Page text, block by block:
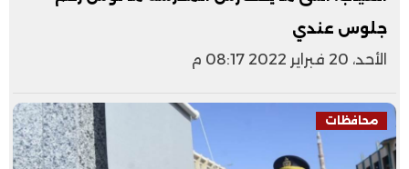
جلوس عندي
الأحد، 20 فبراير 2022 08:17 م
محافظات